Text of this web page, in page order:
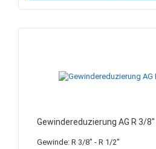
Gewindereduzierung AG R 3/8"
Gewinde: R 3/8" - R 1/2"